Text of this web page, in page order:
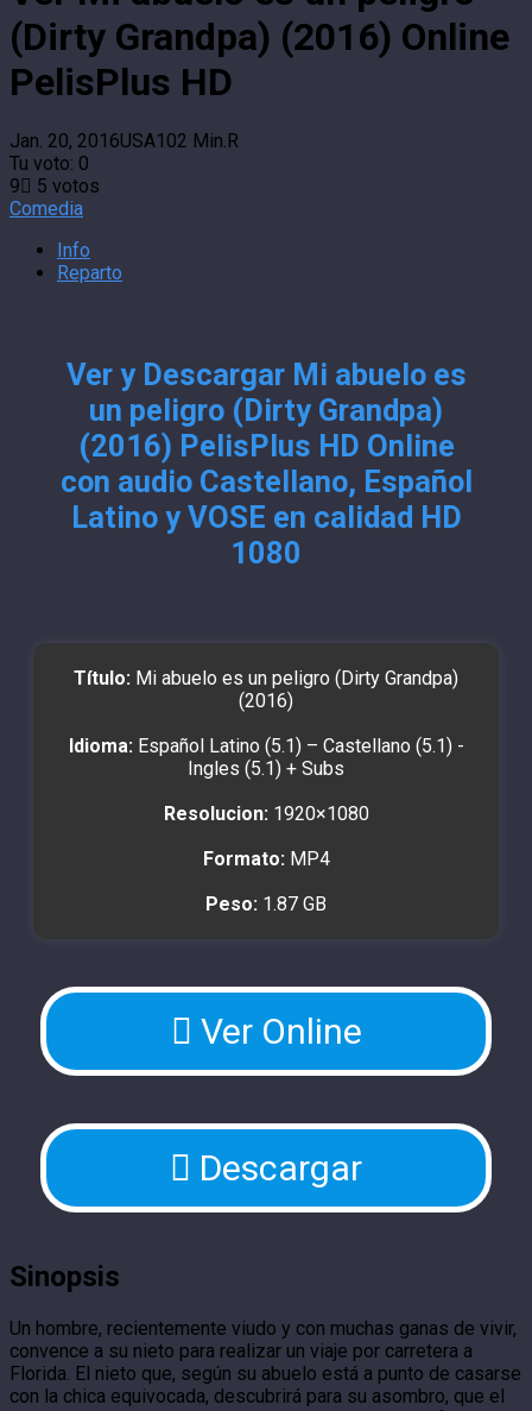
(Dirty Grandpa) (2016) Online
PelisPlus HD
Jan. 20, 2016USA102 Min.R
Tu voto: 0
9
5 votos
Comedia
Info
Reparto
Ver y Descargar Mi abuelo es
un peligro (Dirty Grandpa)
(2016) PelisPlus HD Online
con audio Castellano, Español
Latino y VOSE en calidad HD
1080
Título: Mi abuelo es un peligro (Dirty Grandpa)
(2016)
Idioma: Español Latino (5.1) – Castellano (5.1) -
Ingles (5.1) + Subs
Resolucion: 1920×1080
Formato: MP4
Peso: 1.87 GB
Ver Online
Descargar
Sinopsis
Un hombre, recientemente viudo y con muchas ganas de vivir,
convence a su nieto para realizar un viaje por carretera a
Florida. El nieto que, según su abuelo está a punto de casarse
con la chica equivocada, descubrirá para su asombro, que el